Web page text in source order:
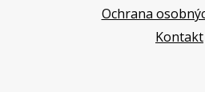
Ochrana
Kontakt